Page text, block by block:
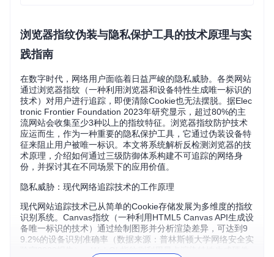
浏览器指纹伪装与隐私保护工具的技术原理与实
践指南
在数字时代，网络用户面临着日益严峻的隐私威胁。各类网站
通过浏览器指纹（一种利用浏览器和设备特性生成唯一标识的
技术）对用户进行追踪，即便清除Cookie也无法摆脱。据Elec
tronic Frontier Foundation 2023年研究显示，超过80%的主
流网站会收集至少3种以上的指纹特征。浏览器指纹防护技术
应运而生，作为一种重要的隐私保护工具，它通过伪装设备特
征来阻止用户被唯一标识。本文将系统解析反检测浏览器的技
术原理，介绍如何通过三级防御体系构建不可追踪的网络身
份，并探讨其在不同场景下的应用价值。
隐私威胁：现代网络追踪技术的工作原理
现代网站追踪技术已从简单的Cookie存储发展为多维度的指纹
识别系统。Canvas指纹（一种利用HTML5 Canvas API生成设
备唯一标识的技术）通过绘制图形并分析渲染差异，可达到9
9.2%的设备识别准确率（数据来源：普林斯顿大学网络安全实